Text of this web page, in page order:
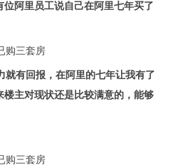
位阿里员工说自己在阿里七年买了
就有回报，在阿里的七年让我有了
主对现状还是比较满意的，能够